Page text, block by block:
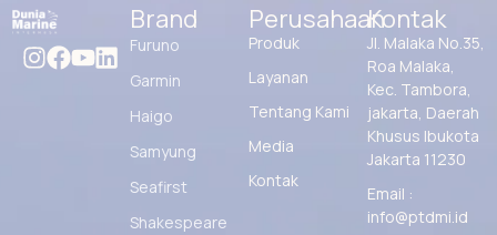
Brand
Furuno
Garmin
Haigo
Samyung
Seafirst
Shakespeare
Perusahaan
Produk
Layanan
Tentang Kami
Media
Kontak
Kontak
Jl. Malaka No.35,
Roa Malaka,
Kec. Tambora,
jakarta, Daerah
Khusus Ibukota
Jakarta 11230
Email :
info@ptdmi.id